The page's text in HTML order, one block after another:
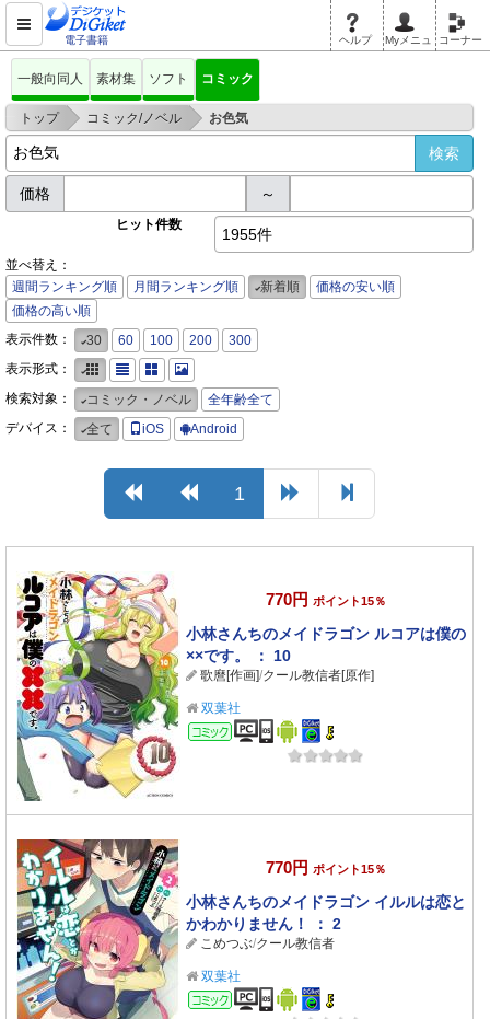
電子書籍 ヘルプ Myメニュ コーナー
一般向同人 素材集 ソフト コミック
トップ > コミック/ノベル > お色気
価格 ～
ヒット件数
1955件
並べ替え：
週間ランキング順
月間ランキング順 新着順
価格の安い順
価格の高い順
表示件数：
30 60 100 200
300
表示形式：
検索対象：
コミック・ノベル
全年齢全て
デバイス：
全て iOS Android
1
770円 ポイント15％
小林さんちのメイドラゴン ルコアは僕の
××です。 ： 10
歌麿[作画]/クール教信者[原作]
双葉社
コミック
770円 ポイント15％
小林さんちのメイドラゴン イルルは恋と
かわかりません！ ： 2
こめつぶ/クール教信者
双葉社
コミック